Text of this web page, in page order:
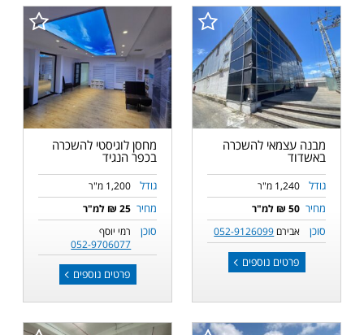
מבנה עצמאי להשכרה
באשדוד
גודל 1,240 מ"ר
מחיר 50 ₪ למ"ר
סוכן אבירם 052-9126099
פרטים נוספים
מחסן לוגיסטי להשכרה
בכפר הנגיד
גודל 1,200 מ"ר
מחיר 25 ₪ למ"ר
סוכן
רמי יוסף
052-9706077
פרטים נוספים